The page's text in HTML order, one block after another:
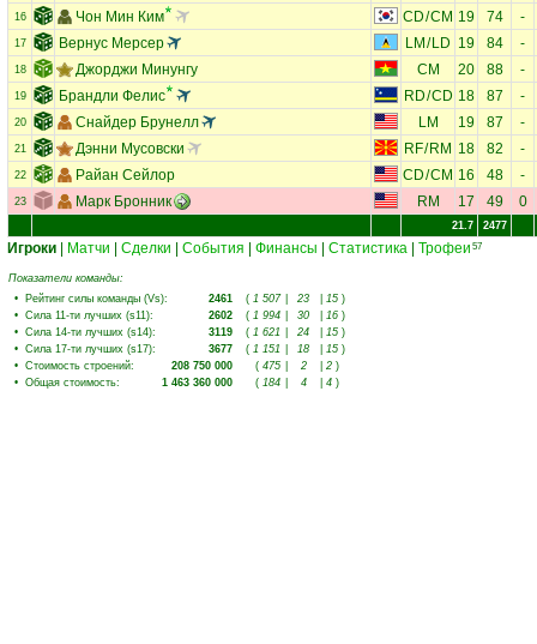
16 Чон Мин Ким CD/CM 19 74 -
17 Вернус Мерсер LM / LD 19 84 -
18 Джорджи Минунгу CM 20 88 -
19 Брандли Фелис RD/CD 18 87 -
20 Снайдер Брунелл LM 19 87 -
21 Дэнни Мусовски RF/ RM 18 82 -
22 Райан Сейлор CD/CM 16 48 -
23 Марк Бронник RM 17 49 0
21.7 2477
Игроки Матчи Сделки События Финансы Статистика Трофеи 57
Показатели команды:
• Рейтинг силы команды (Vs): 2461 ( 1 507 23 15 )
• Сила 11-ти лучших (s11): 2602 ( 1 994 30 16 )
• Сила 14-ти лучших (s14): 3119 ( 1 621 24 15 )
• Сила 17-ти лучших (s17): 3677 ( 1 151 18 15 )
• Стоимость строений: 208 750 000 ( 475 2 2 )
• Общая стоимость: 1 463 360 000 ( 184 4 4 )